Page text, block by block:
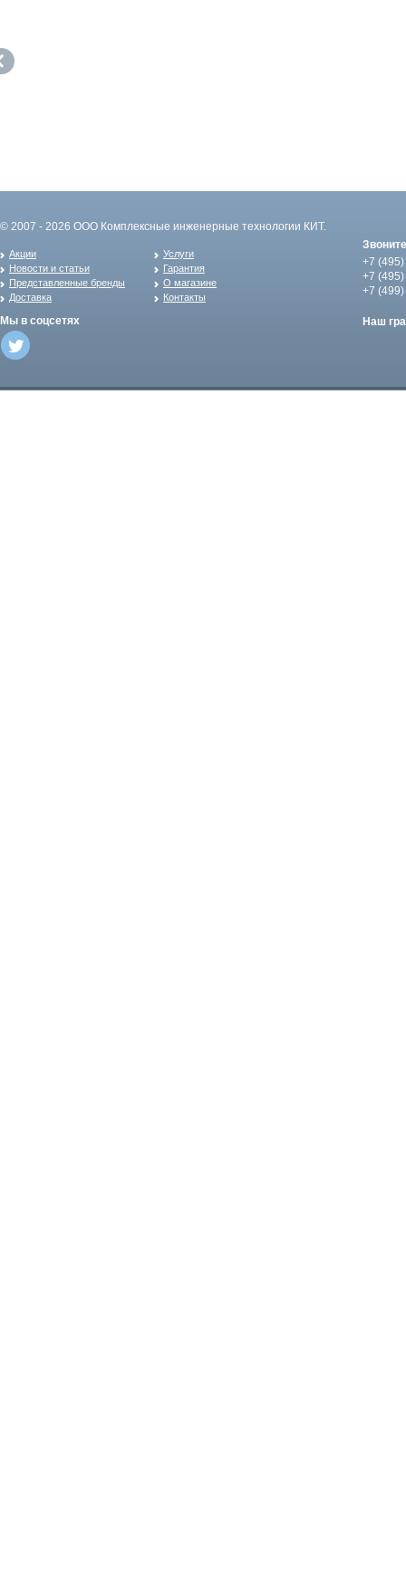
© 2007 - 2026 ООО Комплексные инженерные технологии КИТ.
Акции
Новости и статьи
Представленные бренды
Доставка
Услуги
Гарантия
О магазине
Контакты
Мы в соцсетях
Звоните
+7 (495)
+7 (495)
+7 (499)
Наш